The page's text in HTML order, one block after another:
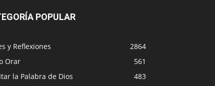
POPULAR
y Reflexiones
2864
Orar
561
la Palabra de Dios
483